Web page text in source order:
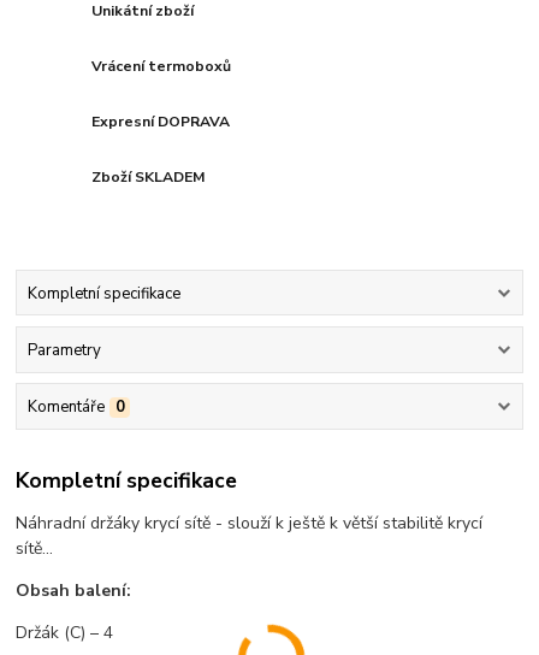
Unikátní zboží
Vrácení termoboxů
Expresní DOPRAVA
Zboží SKLADEM
Kompletní specifikace
Parametry
Komentáře 0
Kompletní specifikace
Náhradní držáky krycí sítě - slouží k ještě k větší stabilitě krycí
sítě...
Obsah balení:
Držák (C) – 4